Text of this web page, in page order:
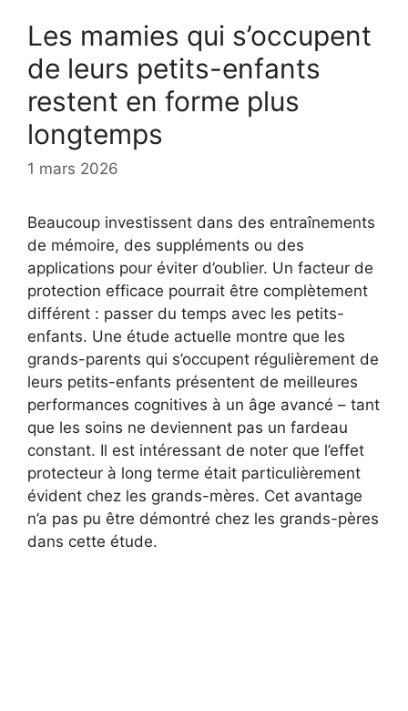
Les mamies qui s’occupent
de leurs petits-enfants
restent en forme plus
longtemps
1 mars 2026
Beaucoup investissent dans des entraînements
de mémoire, des suppléments ou des
applications pour éviter d’oublier. Un facteur de
protection efficace pourrait être complètement
différent : passer du temps avec les petits-
enfants. Une étude actuelle montre que les
grands-parents qui s’occupent régulièrement de
leurs petits-enfants présentent de meilleures
performances cognitives à un âge avancé – tant
que les soins ne deviennent pas un fardeau
constant. Il est intéressant de noter que l’effet
protecteur à long terme était particulièrement
évident chez les grands-mères. Cet avantage
n’a pas pu être démontré chez les grands-pères
dans cette étude.